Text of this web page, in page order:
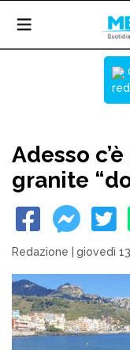
Adesso
granite
Redazione giovedì